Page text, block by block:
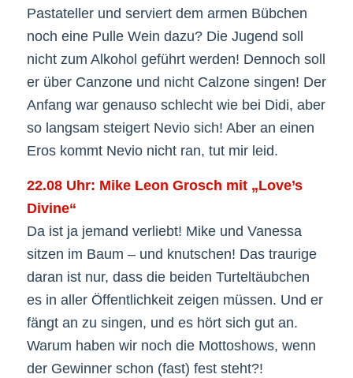
Pastateller und serviert dem armen Bübchen
noch eine Pulle Wein dazu? Die Jugend soll
nicht zum Alkohol geführt werden! Dennoch soll
er über Canzone und nicht Calzone singen! Der
Anfang war genauso schlecht wie bei Didi, aber
so langsam steigert Nevio sich! Aber an einen
Eros kommt Nevio nicht ran, tut mir leid.
22.08 Uhr: Mike Leon Grosch mit „Love’s
Divine“
Da ist ja jemand verliebt! Mike und Vanessa
sitzen im Baum – und knutschen! Das traurige
daran ist nur, dass die beiden Turteltäubchen
es in aller Öffentlichkeit zeigen müssen. Und er
fängt an zu singen, und es hört sich gut an.
Warum haben wir noch die Mottoshows, wenn
der Gewinner schon (fast) fest steht?!